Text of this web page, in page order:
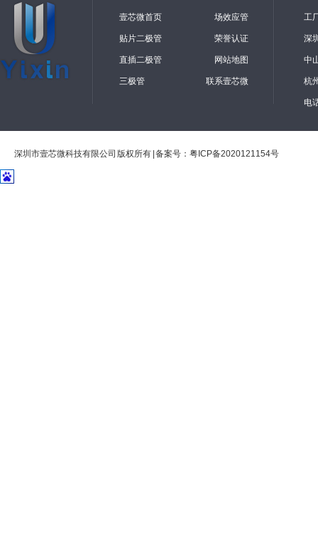
壹芯微首页 场效应管
贴片二极管 荣誉认证
直插二极管 网站地图
三极管 联系壹芯微
工
深
中
杭
电
深圳市壹芯微科技有限公司 版权所有 | 备案号：粤ICP备2020121154号